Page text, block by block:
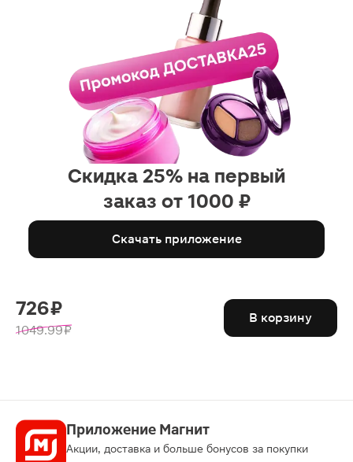
Скидка 25% на первый
заказ от 1000 ₽
Скачать приложение
726 ₽
1049.99 ₽
В корзину
Приложение Магнит
Акции, доставка и больше бонусов за покупки